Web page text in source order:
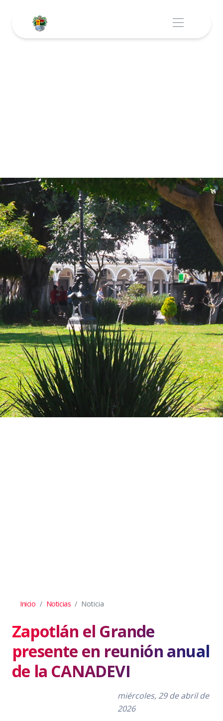
Inicio Noticias Noticia
Zapotlán el Grande
presente en reunión anual
de la CANADEVI
miércoles, 29 de abril de
2026